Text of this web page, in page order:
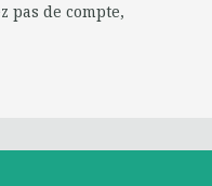
pas de compte,